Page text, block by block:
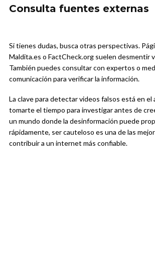
Consulta fuentes externas
Si tienes dudas, busca otras perspectivas.
Maldita.es o FactCheck.org suelen desmentir
También puedes consultar con expertos o
comunicación para verificar la información.
La clave para detectar videos falsos está en el
tomarte el tiempo para investigar antes de
un mundo donde la desinformación puede
rápidamente, ser cauteloso es una de las
contribuir a un internet más confiable.